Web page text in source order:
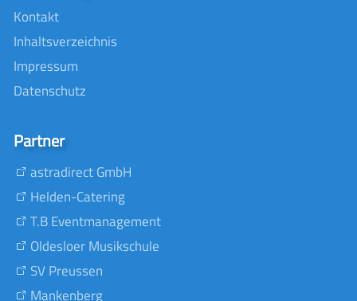
Kontakt
Inhaltsverzeichnis
Impressum
Datenschutz
Partner
astradirect GmbH
Helden-Catering
T.B Eventmanagement
Oldesloer Musikschule
SV Preussen
Mankenberg